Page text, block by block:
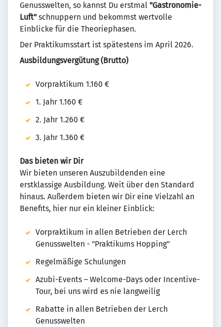
Genusswelten, so kannst Du erstmal "Gastronomie-
Luft" schnuppern und bekommst wertvolle
Einblicke für die Theoriephasen.
Der Praktikumsstart ist spätestens im April 2026.
Ausbildungsvergütung (Brutto)
Vorpraktikum 1.160 €
1. Jahr 1.160 €
2. Jahr 1.260 €
3. Jahr 1.360 €
Das bieten wir Dir
Wir bieten unseren Auszubildenden eine
erstklassige Ausbildung. Weit über den Standard
hinaus. Außerdem bieten wir Dir eine Vielzahl an
Benefits, hier nur ein kleiner Einblick:
Vorpraktikum in allen Betrieben der Lerch
Genusswelten - "Praktikums Hopping"
Regelmäßige Schulungen
Azubi-Events – Welcome-Days oder Incentive-
Tour, bei uns wird es nie langweilig
Rabatte in allen Betrieben der Lerch
Genusswelten